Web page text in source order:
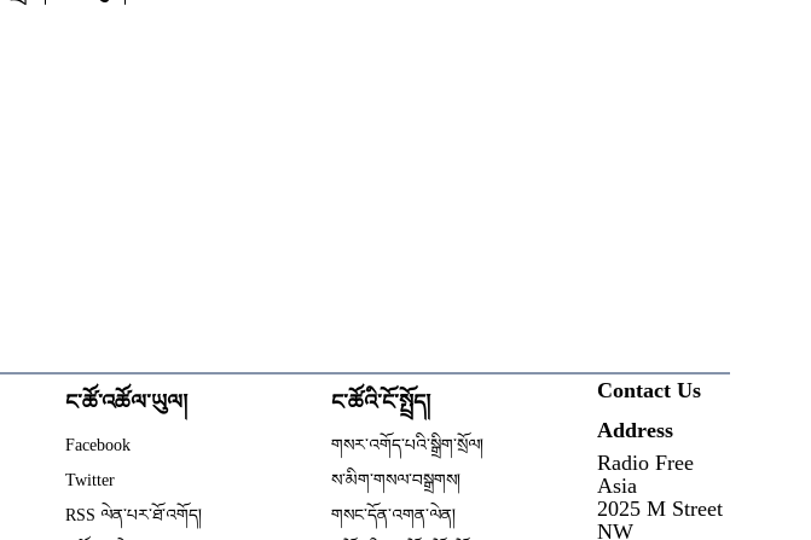
ང་ཚོ་འཚོལ་ཡུལ།
Facebook
Twitter
RSS ལེན་པར་ཐོ་འགོད།
ང་ཚོའི་ངོ་སྤྲོད།
གསར་འགོད་པའི་སྒྲིག་སྲོལ།
ས་མིག་གསལ་བསྒྲགས།
Opens in new window
གསང་དོན་འགན་ལེན།
Contact Us
Address
Radio Free
Asia
2025 M Street
NW